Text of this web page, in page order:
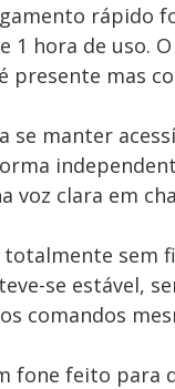
rápido
1 hora de uso.
presente mas
se manter
voz clara em
sem
se estável,
comandos
fone feito para